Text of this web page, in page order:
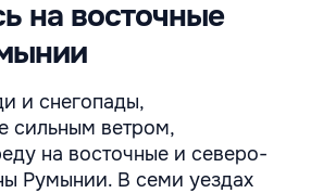
на восточные
и снегопады,
сильным ветром,
на восточные и северо-
Румынии. В семи уездах